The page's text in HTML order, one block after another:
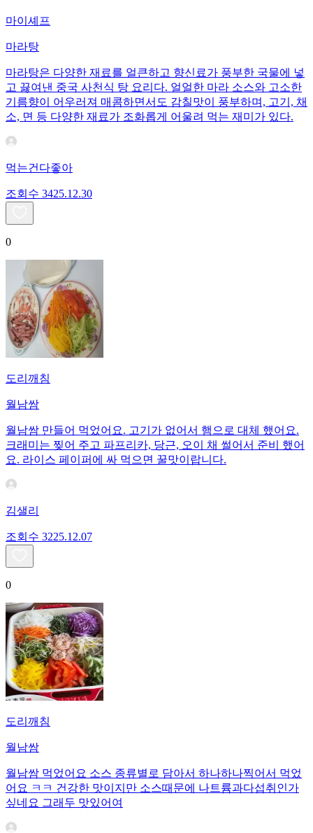
마이셰프
마라탕
마라탕은 다양한 재료를 얼큰하고 향신료가 풍부한 국물에 넣
고 끓여낸 중국 사천식 탕 요리다. 얼얼한 마라 소스와 고소한
기름향이 어우러져 매콤하면서도 감칠맛이 풍부하며, 고기, 채
소, 면 등 다양한 재료가 조화롭게 어울려 먹는 재미가 있다.
먹는건다좋아
조회수 3425.12.30
0
도리깨침
월남쌈
월남쌈 만들어 먹었어요. 고기가 없어서 햄으로 대체 했어요.
크래미는 찢어 주고 파프리카, 당근, 오이 채 썰어서 준비 했어
요. 라이스 페이퍼에 싸 먹으면 꿀맛이랍니다.
김샐리
조회수 3225.12.07
0
도리깨침
월남쌈
월남쌈 먹었어요 소스 종류별로 담아서 하나하나찍어서 먹었
어요 ㅋㅋ 건강한 맛이지만 소스때문에 나트륨과다섭취인가
싶네요 그래두 맛있어여